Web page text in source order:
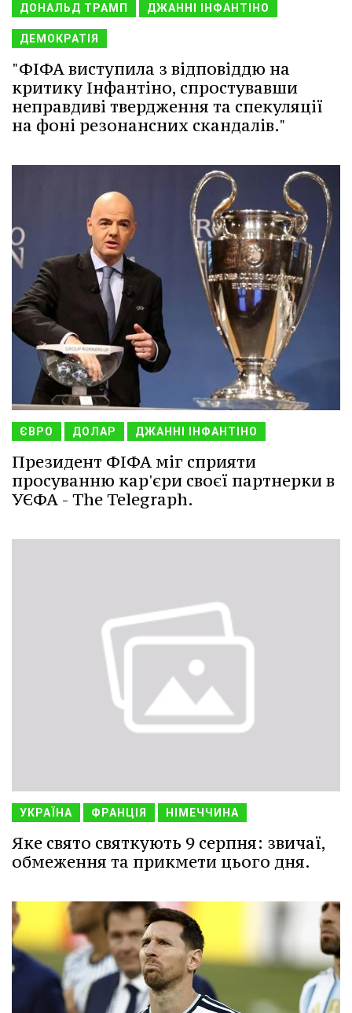
ДОНАЛЬД ТРАМП ДЖАННІ ІНФАНТІНО
ДЕМОКРАТІЯ
"ФІФА виступила з відповіддю на
критику Інфантіно, спростувавши
неправдиві твердження та спекуляції
на фоні резонансних скандалів."
ЄВРО ДОЛАР ДЖАННІ ІНФАНТІНО
Президент ФІФА міг сприяти
просуванню кар'єри своєї партнерки в
УЄФА - The Telegraph.
УКРАЇНА ФРАНЦІЯ НІМЕЧЧИНА
Яке свято святкують 9 серпня: звичаї,
обмеження та прикмети цього дня.